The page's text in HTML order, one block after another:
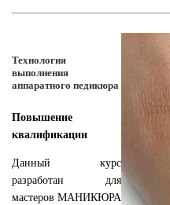
Технология
выполнения
аппаратного педикюра
Повышение
квалификации
Данный курс
разработан для
мастеров МАНИКЮРА